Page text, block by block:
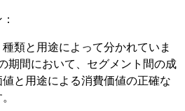
類と用途によって分かれていま
期間において、セグメント間の成
と用途による消費価値の正確な